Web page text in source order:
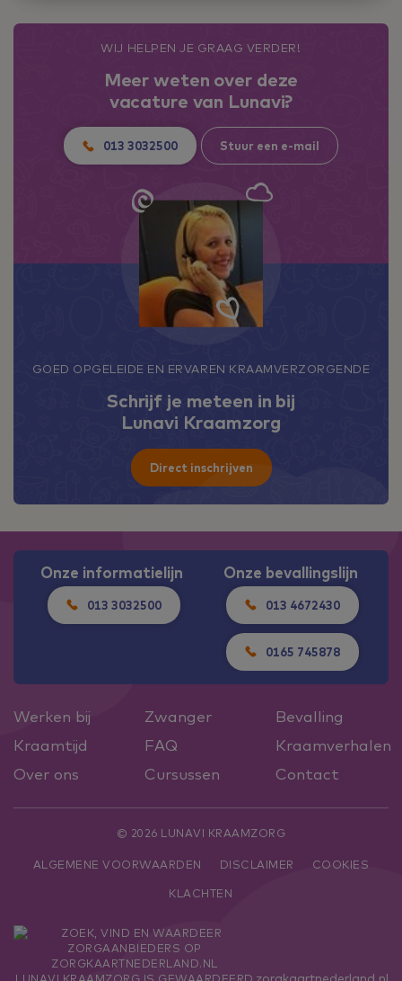
WIJ HELPEN JE GRAAG VERDER!
Meer weten over deze
vacature van Lunavi?
013 3032500 Stuur een e-mail
GOED OPGELEIDE EN ERVAREN KRAAMVERZORGENDE
Schrijf je meteen in bij
Lunavi Kraamzorg
Direct inschrijven
Onze informatielijn
013 3032500
Onze bevallingslijn
013 4672430
0165 745878
Werken bij Zwanger
Bevalling
Kraamtijd
FAQ
Kraamverhalen
Over ons
Cursussen Contact
© 2026 LUNAVI KRAAMZORG
ALGEMENE VOORWAARDEN DISCLAIMER
COOKIES
KLACHTEN
LUNAVI KRAAMZORG IS GEWAARDEERD